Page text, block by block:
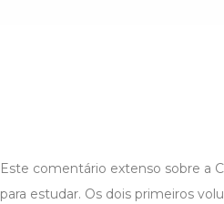
Este comentário extenso sobre a
para estudar. Os dois primeiros